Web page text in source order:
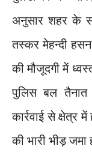
अनुसार शहर के
तस्कर मेहन्दी
की मौजूदगी में
पुलिस बल
कार्रवाई से क्षेत्र
की भारी भीड़ जमा